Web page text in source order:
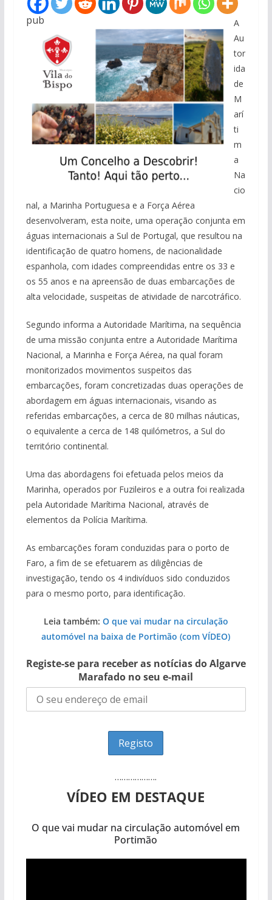
pub
A
Au
tor
ida
de
M
arí
ti
m
a
Na
cio
nal, a Marinha Portuguesa e a Força Aérea
desenvolveram, esta noite, uma operação conjunta em
águas internacionais a Sul de Portugal, que resultou na
identificação de quatro homens, de nacionalidade
espanhola, com idades compreendidas entre os 33 e
os 55 anos e na apreensão de duas embarcações de
alta velocidade, suspeitas de atividade de narcotráfico.
Segundo informa a Autoridade Marítima, na sequência
de uma missão conjunta entre a Autoridade Marítima
Nacional, a Marinha e Força Aérea, na qual foram
monitorizados movimentos suspeitos das
embarcações, foram concretizadas duas operações de
abordagem em águas internacionais, visando as
referidas embarcações, a cerca de 80 milhas náuticas,
o equivalente a cerca de 148 quilómetros, a Sul do
território continental.
Uma das abordagens foi efetuada pelos meios da
Marinha, operados por Fuzileiros e a outra foi realizada
pela Autoridade Marítima Nacional, através de
elementos da Polícia Marítima.
As embarcações foram conduzidas para o porto de
Faro, a fim de se efetuarem as diligências de
investigação, tendo os 4 indivíduos sido conduzidos
para o mesmo porto, para identificação.
Leia também: O que vai mudar na circulação
automóvel na baixa de Portimão (com VÍDEO)
Registe-se para receber as notícias do Algarve
Marafado no seu e-mail
……………….
VÍDEO EM DESTAQUE
O que vai mudar na circulação automóvel em
Portimão